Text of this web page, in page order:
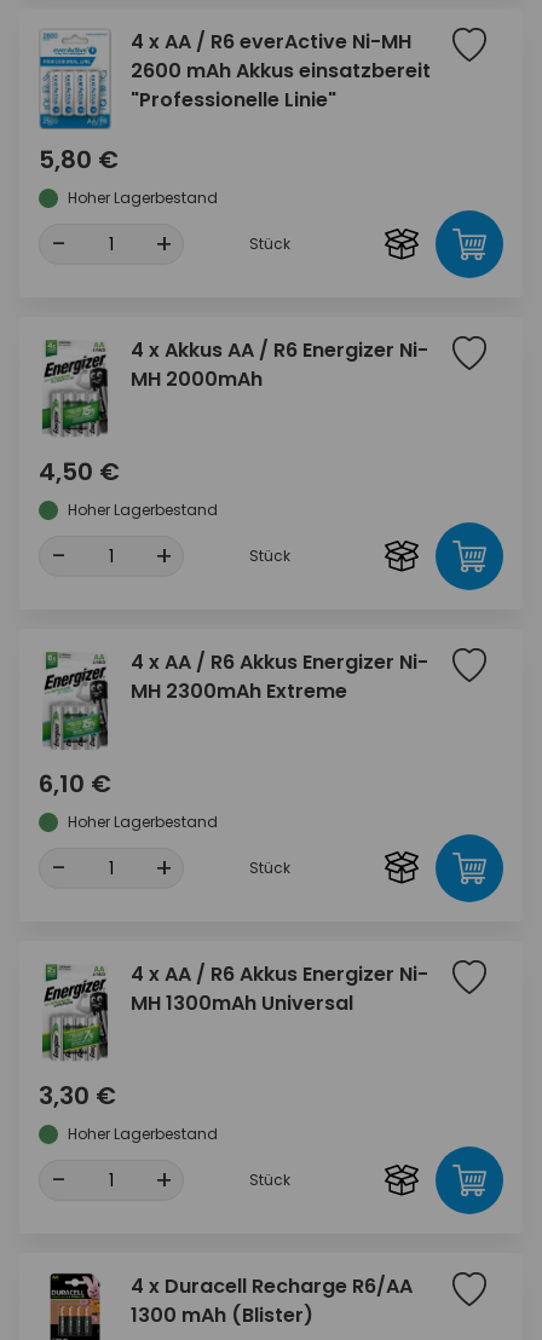
4 x AA / R6 everActive Ni-MH
2600 mAh Akkus einsatzbereit
"Professionelle Linie"
5,80 €
Hoher Lagerbestand
- + Stück
4 x Akkus AA / R6 Energizer Ni-
MH 2000mAh
4,50 €
Hoher Lagerbestand
- + Stück
4 x AA / R6 Akkus Energizer Ni-
MH 2300mAh Extreme
6,10 €
Hoher Lagerbestand
- + Stück
4 x AA / R6 Akkus Energizer Ni-
MH 1300mAh Universal
3,30 €
Hoher Lagerbestand
- + Stück
4 x Duracell Recharge R6/AA
1300 mAh (Blister)